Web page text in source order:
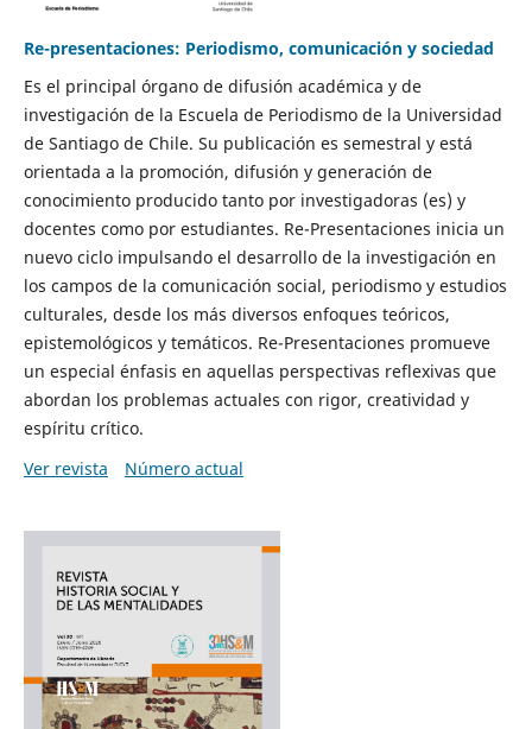
Re-presentaciones: Periodismo, comunicación y sociedad
Es el principal órgano de difusión académica y de
investigación de la Escuela de Periodismo de la Universidad
de Santiago de Chile. Su publicación es semestral y está
orientada a la promoción, difusión y generación de
conocimiento producido tanto por investigadoras (es) y
docentes como por estudiantes. Re-Presentaciones inicia un
nuevo ciclo impulsando el desarrollo de la investigación en
los campos de la comunicación social, periodismo y estudios
culturales, desde los más diversos enfoques teóricos,
epistemológicos y temáticos. Re-Presentaciones promueve
un especial énfasis en aquellas perspectivas reflexivas que
abordan los problemas actuales con rigor, creatividad y
espíritu crítico.
Ver revista
Número actual